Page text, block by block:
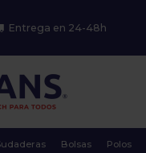
Entrega en 24-48h
Bolsas Polos